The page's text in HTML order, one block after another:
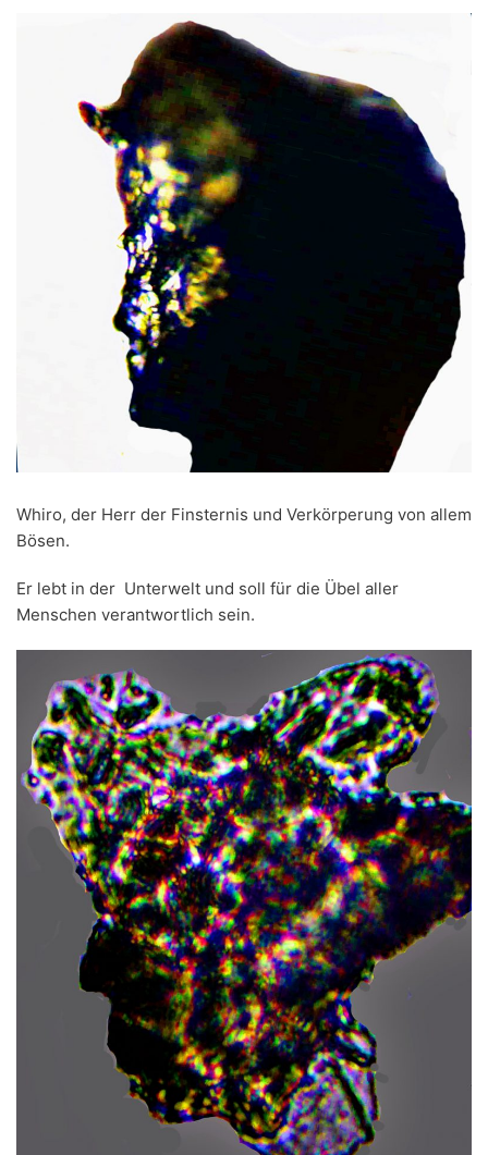
Whiro, der Herr der Finsternis und Verkörperung von allem
Bösen.
Er lebt in der Unterwelt und soll für die Übel aller
Menschen verantwortlich sein.